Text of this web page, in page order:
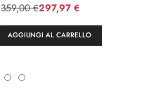
297,97 €
359,00€
AGGIUNGI AL CARRELLO